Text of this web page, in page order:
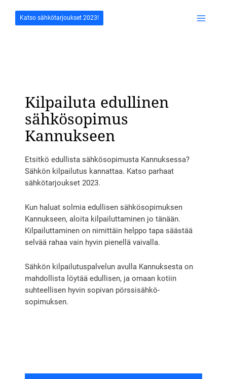
sisältöönKatso sähkötarjoukset 2023!
Kilpailuta edullinen
sähkösopimus
Kannukseen
Etsitkö edullista sähkösopimusta Kannuksessa?
Sähkön kilpailutus kannattaa. Katso parhaat
sähkötarjoukset 2023.
Kun haluat solmia edullisen sähkösopimuksen
Kannukseen, aloita kilpailuttaminen jo tänään.
Kilpailuttaminen on nimittäin helppo tapa säästää
selvää rahaa vain hyvin pienellä vaivalla.
Sähkön kilpailutuspalvelun avulla Kannuksesta on
mahdollista löytää edullisen, ja omaan kotiin
suhteellisen hyvin sopivan pörssisähkö-
sopimuksen.